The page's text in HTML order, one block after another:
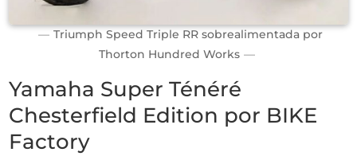
Triumph Speed Triple RR sobrealimentada por
Thorton Hundred Works
Yamaha Super Ténéré
Chesterfield Edition por BIKE
Factory